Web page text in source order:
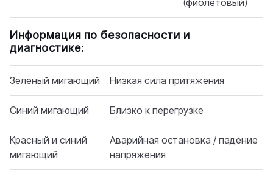
(фиолетовый)
Информация по безопасности и
диагностике:
Зеленый мигающий Низкая сила притяжения
Синий мигающий Близко к перегрузке
Красный и синий
мигающий
Аварийная остановка / падение
напряжения